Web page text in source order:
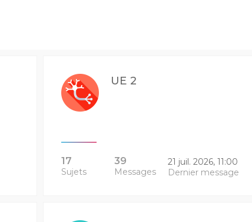
UE 2
17
Sujets
39
Messages
21 juil. 2026, 11:00
Dernier message